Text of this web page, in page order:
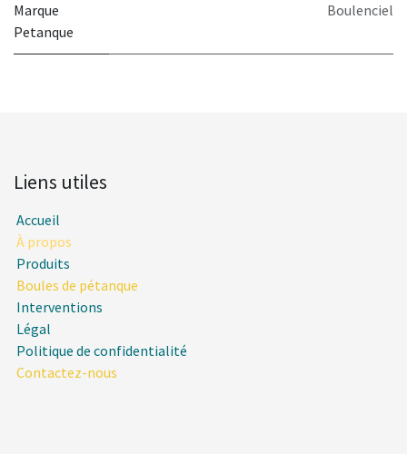
Marque
Petanque
Boulenciel
Liens utiles
Accueil
À propos
Produits
Boules de pétanque
Interventions
Légal
Politique de confidentialité
Contactez-nous